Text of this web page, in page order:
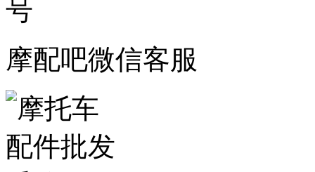
摩配吧微信客服